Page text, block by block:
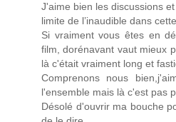
J'aime bien les discussions
limite de l’inaudible dans
Si vraiment vous êtes en
film, dorénavant vaut mieux
là c'était vraiment long et
Comprenons nous
l'ensemble mais là c'est pas
Désolé d'ouvrir ma bouche